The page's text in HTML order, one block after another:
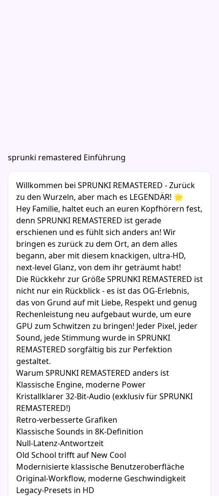
sprunki remastered Einführung
Willkommen bei SPRUNKI REMASTERED - Zurück
zu den Wurzeln, aber mach es LEGENDÄR! 🌟
Hey Familie, haltet euch an euren Kopfhörern fest,
denn SPRUNKI REMASTERED ist gerade
erschienen und es fühlt sich anders an! Wir
bringen es zurück zu dem Ort, an dem alles
begann, aber mit diesem knackigen, ultra-HD,
next-level Glanz, von dem ihr geträumt habt!
Die Rückkehr zur Größe SPRUNKI REMASTERED ist
nicht nur ein Rückblick - es ist das OG-Erlebnis,
das von Grund auf mit Liebe, Respekt und genug
Rechenleistung neu aufgebaut wurde, um eure
GPU zum Schwitzen zu bringen! Jeder Pixel, jeder
Sound, jede Stimmung wurde in SPRUNKI
REMASTERED sorgfältig bis zur Perfektion
gestaltet.
Warum SPRUNKI REMASTERED anders ist
Klassische Engine, moderne Power
Kristallklarer 32-Bit-Audio (exklusiv für SPRUNKI
REMASTERED!)
Retro-verbesserte Grafiken
Klassische Sounds in 8K-Definition
Null-Latenz-Antwortzeit
Old School trifft auf New Cool
Modernisierte klassische Benutzeroberfläche
Original-Workflow, moderne Geschwindigkeit
Legacy-Presets in HD